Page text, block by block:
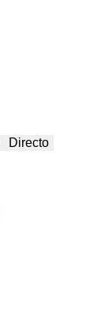
Directo